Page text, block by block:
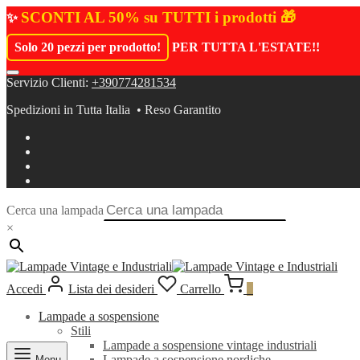
✨ SCONTI AL 50% su TUTTI i prodotti 🎁
Solo 20 pezzi per prodotto! PER TUTTA L'ESTATE!!
Servizio Clienti: +390774281534
Spedizioni in Tutta Italia • Reso Garantito
Cerca una lampada
×
Accedi Lista dei desideri Carrello
Lampade a sospensione
Stili
Lampade a sospensione vintage industriali